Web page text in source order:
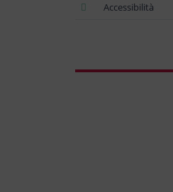
Accessibilità